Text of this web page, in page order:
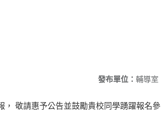
發布單位： 輔導室
敬請惠予公告並鼓勵貴校同學踴躍報名參